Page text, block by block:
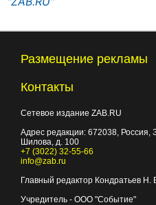
Размещение рекламы
Контакты
Сетевое издание ZAB.RU
Адрес редакции: 672038, Россия,
Шилова, д. 100
+7 (3022) 32-55-66
info@zab.ru
Главный редактор Кондратьев Н.
Учредитель - ООО "Событие"